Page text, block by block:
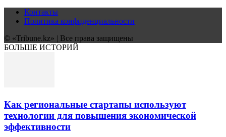
Контакты
Политика конфиденциальности
© «Tribune.kz» | Все права защищены
БОЛЬШЕ ИСТОРИЙ
Как региональные стартапы используют
технологии для повышения экономической
эффективности